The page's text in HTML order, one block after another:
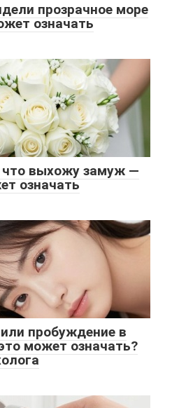
прозрачное море
означать
что выхожу замуж —
означать
пробуждение в
может означать?